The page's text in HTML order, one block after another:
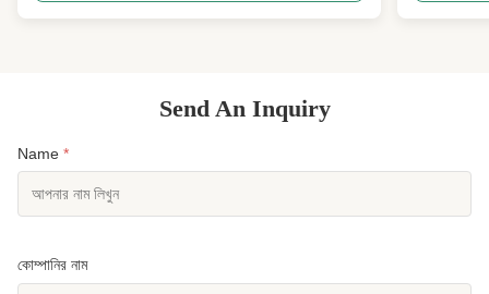
Send An Inquiry
Name *
কোম্পানির নাম